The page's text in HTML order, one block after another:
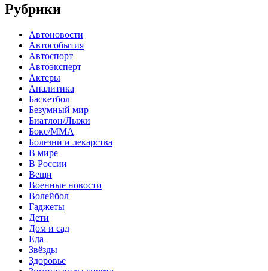
Рубрики
Автоновости
Автособытия
Автоспорт
Автоэксперт
Актеры
Аналитика
Баскетбол
Безумный мир
Биатлон/Лыжи
Бокс/MMA
Болезни и лекарства
В мире
В России
Вещи
Военные новости
Волейбол
Гаджеты
Дети
Дом и сад
Еда
Звёзды
Здоровье